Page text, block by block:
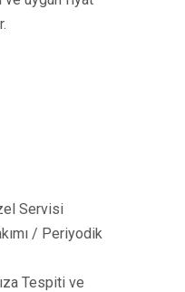
Servisi
/ Periyodik
Tespiti ve